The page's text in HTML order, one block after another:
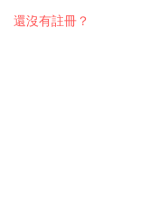
還沒有註冊？